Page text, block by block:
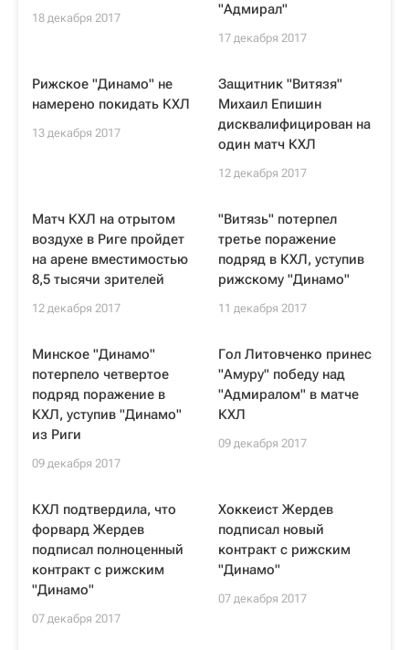
18 декабря 2017
"Адмирал"
17 декабря 2017
Рижское "Динамо" не
намерено покидать КХЛ
13 декабря 2017
Защитник "Витязя"
Михаил Епишин
дисквалифицирован на
один матч КХЛ
12 декабря 2017
Матч КХЛ на отрытом
воздухе в Риге пройдет
на арене вместимостью
8,5 тысячи зрителей
12 декабря 2017
"Витязь" потерпел
третье поражение
подряд в КХЛ, уступив
рижскому "Динамо"
11 декабря 2017
Минское "Динамо"
потерпело четвертое
подряд поражение в
КХЛ, уступив "Динамо"
из Риги
09 декабря 2017
Гол Литовченко принес
"Амуру" победу над
"Адмиралом" в матче
КХЛ
09 декабря 2017
КХЛ подтвердила, что
форвард Жердев
подписал полноценный
контракт с рижским
"Динамо"
07 декабря 2017
Хоккеист Жердев
подписал новый
контракт с рижским
"Динамо"
07 декабря 2017